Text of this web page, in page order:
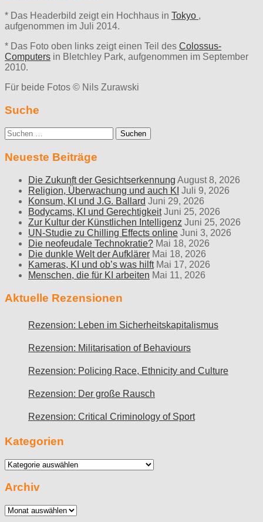
* Das Headerbild zeigt ein Hochhaus in Tokyo ,
aufgenommen im Juli 2014.
* Das Foto oben links zeigt einen Teil des Colossus-
Computers in Bletchley Park, aufgenommen im September
2010.
Für beide Fotos © Nils Zurawski
Suche
Suche
nach:
Neueste Beiträge
Die Zukunft der Gesichtserkennung August 8, 2026
Religion, Überwachung und auch KI Juli 9, 2026
Konsum, KI und J.G. Ballard Juni 29, 2026
Bodycams, KI und Gerechtigkeit Juni 25, 2026
Zur Kultur der Künstlichen Intelligenz Juni 25, 2026
UN-Studie zu Chilling Effects online Juni 3, 2026
Die neofeudale Technokratie? Mai 18, 2026
Die dunkle Welt der Aufklärer Mai 18, 2026
Kameras, KI und ob’s was hilft Mai 17, 2026
Menschen, die für KI arbeiten Mai 11, 2026
Aktuelle Rezensionen
Rezension: Leben im Sicherheitskapitalismus
Rezension: Militarisation of Behaviours
Rezension: Policing Race, Ethnicity and Culture
Rezension: Der große Rausch
Rezension: Critical Criminology of Sport
Kategorien
Kategorien
Archiv
Archiv